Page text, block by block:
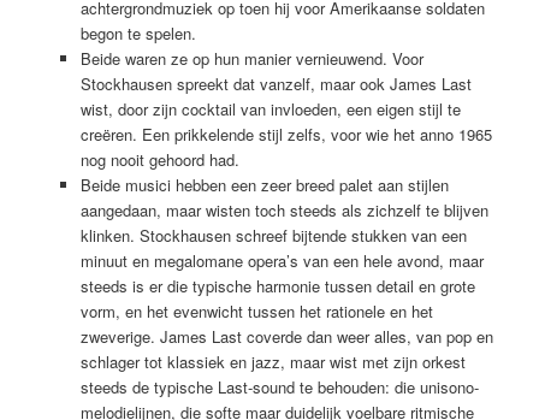
achtergrondmuziek op toen hij voor Amerikaanse soldaten
begon te spelen.
Beide waren ze op hun manier vernieuwend. Voor
Stockhausen spreekt dat vanzelf, maar ook James Last
wist, door zijn cocktail van invloeden, een eigen stijl te
creëren. Een prikkelende stijl zelfs, voor wie het anno 1965
nog nooit gehoord had.
Beide musici hebben een zeer breed palet aan stijlen
aangedaan, maar wisten toch steeds als zichzelf te blijven
klinken. Stockhausen schreef bijtende stukken van een
minuut en megalomane opera’s van een hele avond, maar
steeds is er die typische harmonie tussen detail en grote
vorm, en het evenwicht tussen het rationele en het
zweverige. James Last coverde dan weer alles, van pop en
schlager tot klassiek en jazz, maar wist met zijn orkest
steeds de typische Last-sound te behouden: die unisono-
melodielijnen, die softe maar duidelijk voelbare ritmische